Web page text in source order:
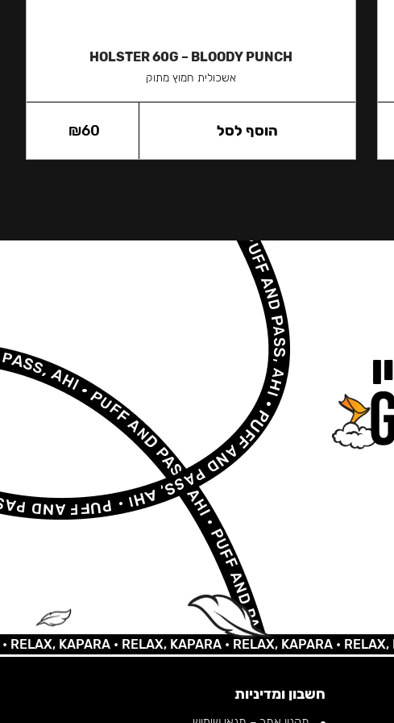
HOLSTER 60G – BLOODY PUNCH
אשכולית חמוץ מתוק
₪60 הוסף לסל
KAPARA •RELAX, KAPARA •RELAX, KAPARA •RELAX,
חשבון ומדיניות